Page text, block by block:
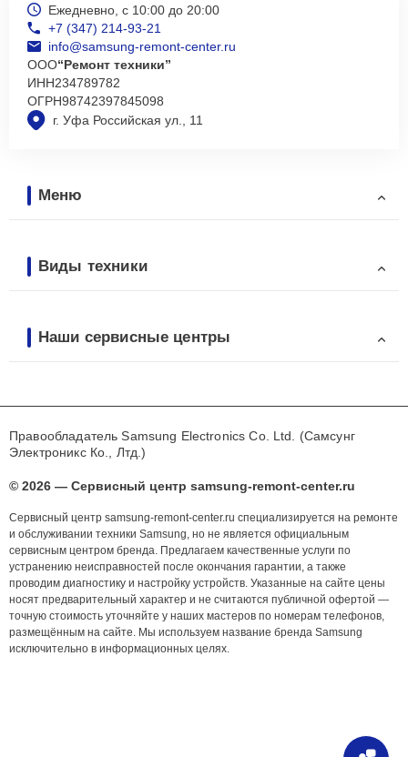
г. Уфа Российская ул., 11
Ежедневно, с 10:00 до 20:00
+7 (347) 214-93-21
info@samsung-remont-center.ru
ООО“Ремонт техники”
ИНН234789782
ОГРН98742397845098
Меню
Виды техники
Наши сервисные центры
Правообладатель Samsung Electronics Co. Ltd. (Самсунг
Электроникс Ко., Лтд.)
© 2026 — Сервисный центр samsung-remont-center.ru
Сервисный центр samsung-remont-center.ru специализируется на ремонте
и обслуживании техники Samsung, но не является официальным
сервисным центром бренда. Предлагаем качественные услуги по
устранению неисправностей после окончания гарантии, а также
проводим диагностику и настройку устройств. Указанные на сайте цены
носят предварительный характер и не считаются публичной офертой —
точную стоимость уточняйте у наших мастеров по номерам телефонов,
размещённым на сайте. Мы используем название бренда Samsung
исключительно в информационных целях.